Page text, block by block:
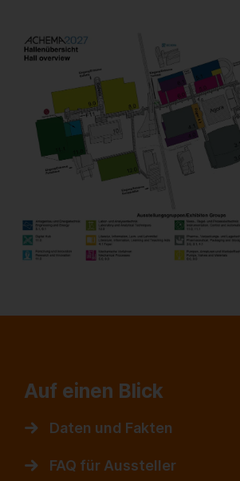
Auf einen Blick
Daten und Fakten
FAQ für Aussteller